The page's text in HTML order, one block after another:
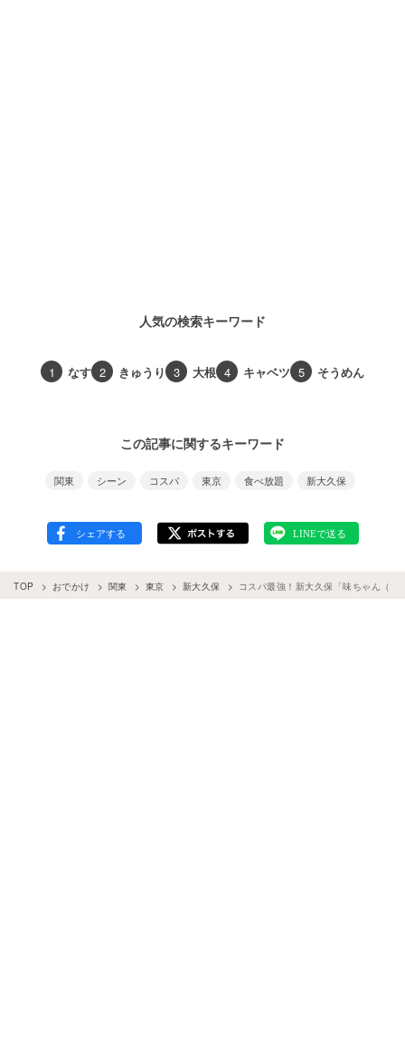
人気の検索キーワード
1 なす 2 きゅうり 3 大根 4 キャベツ 5 そうめん
この記事に関するキーワード
関東 シーン コスパ 東京 食べ放題 新大久保
TOP おでかけ 関東 東京 新大久保 コスパ最強！新大久保「味ちゃん（